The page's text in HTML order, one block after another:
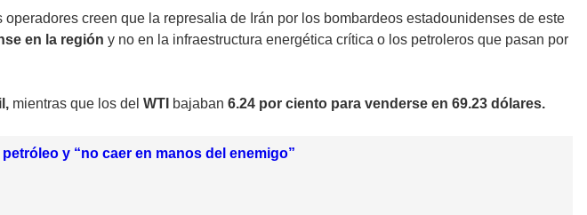
operadores creen que la represalia de Irán por los bombardeos estadounidenses de este
en la región y no en la infraestructura energética crítica o los petroleros que pasan por
mientras que los del WTI bajaban 6.24 por ciento para venderse en 69.23 dólares.
y “no caer en manos del enemigo”